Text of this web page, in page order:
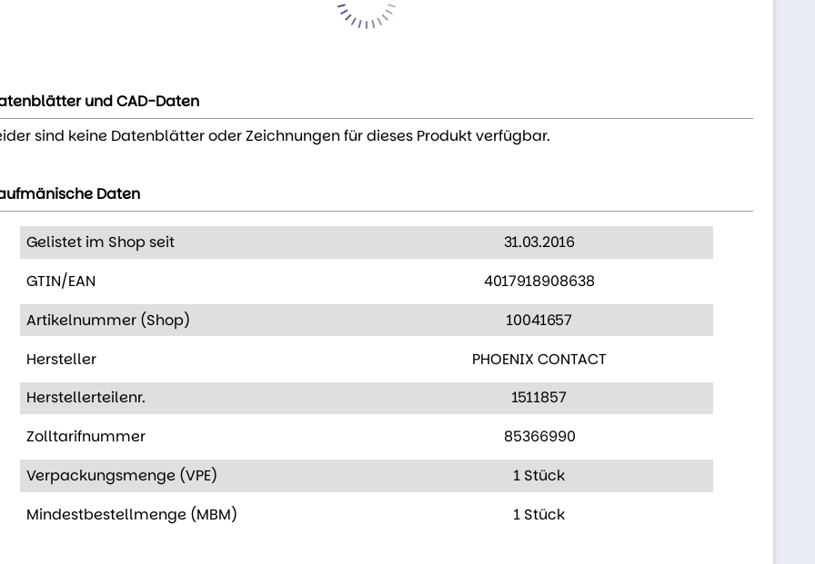
und CAD-Daten
sind keine Datenblätter oder Zeichnungen für dieses Produkt verfügbar.
Daten
Gelistet im Shop seit
31.03.2016
GTIN/EAN
4017918908638
Artikelnummer (Shop)
10041657
Hersteller
PHOENIX CONTACT
Herstellerteilenr.
1511857
Zolltarifnummer
85366990
Verpackungsmenge (VPE)
1 Stück
Mindestbestellmenge (MBM)
1 Stück